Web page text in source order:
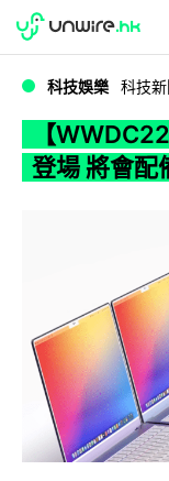
WWDC 2026
科技娛樂 科技
【
登場 將會配